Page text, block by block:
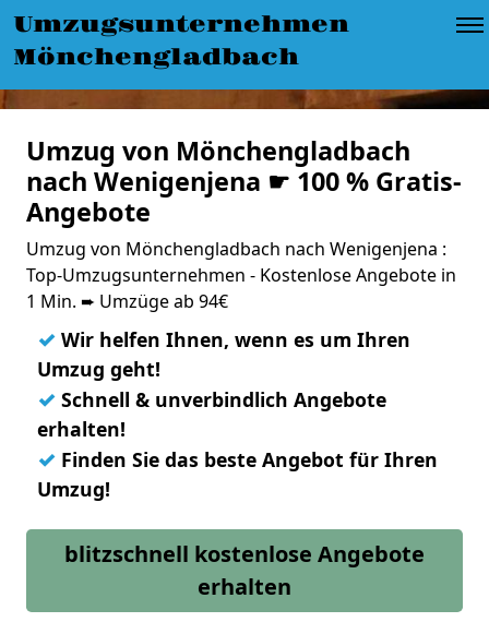
Umzugsunternehmen
Mönchengladbach
Umzug von Mönchengladbach
nach Wenigenjena ☛ 100 % Gratis-
Angebote
Umzug von Mönchengladbach nach Wenigenjena :
Top-Umzugsunternehmen - Kostenlose Angebote in
1 Min. ➨ Umzüge ab 94€
✓ Wir helfen Ihnen, wenn es um Ihren
Umzug geht!
✓ Schnell & unverbindlich Angebote
erhalten!
✓ Finden Sie das beste Angebot für Ihren
Umzug!
blitzschnell kostenlose Angebote
erhalten